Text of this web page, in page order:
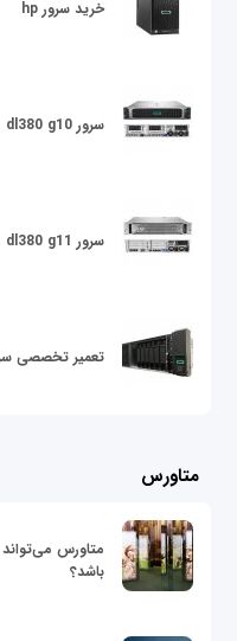
خرید سرور hp
سرور dl380 g10
سرور dl380 g11
تعمیر تخصصی
متاورس
متاورس
باشد؟